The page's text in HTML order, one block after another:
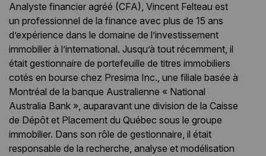
Analyste financier agréé (CFA), Vincent Felteau est
un professionnel de la finance avec plus de 15 ans
d’expérience dans le domaine de l’investissement
immobilier à l’international. Jusqu’à tout récemment, il
était gestionnaire de portefeuille de titres immobiliers
cotés en bourse chez Presima Inc., une filiale basée à
Montréal de la banque Australienne « National
Australia Bank », auparavant une division de la Caisse
de Dépôt et Placement du Québec sous le groupe
immobilier. Dans son rôle de gestionnaire, il était
responsable de la recherche, analyse et modélisation